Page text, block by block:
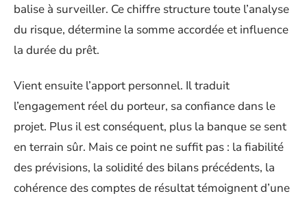
balise à surveiller. Ce chiffre structure toute l’analyse
du risque, détermine la somme accordée et influence
la durée du prêt.
Vient ensuite l’apport personnel. Il traduit
l’engagement réel du porteur, sa confiance dans le
projet. Plus il est conséquent, plus la banque se sent
en terrain sûr. Mais ce point ne suffit pas : la fiabilité
des prévisions, la solidité des bilans précédents, la
cohérence des comptes de résultat témoignent d’une